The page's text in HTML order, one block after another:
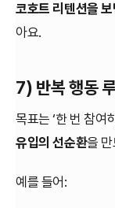
코호트 리텐션을
아요.
7) 반복 행동
목표는 ‘한 번 참여
유입의 선순환을
예를 들어: